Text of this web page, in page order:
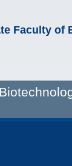
Faculty of